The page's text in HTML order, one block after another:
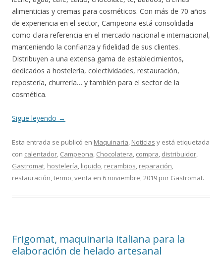
alimenticias y cremas para cosméticos. Con más de 70 años
de experiencia en el sector, Campeona está consolidada
como clara referencia en el mercado nacional e internacional,
manteniendo la confianza y fidelidad de sus clientes.
Distribuyen a una extensa gama de establecimientos,
dedicados a hostelería, colectividades, restauración,
repostería, churrería… y también para el sector de la
cosmética.
Sigue leyendo →
Esta entrada se publicó en Maquinaria Noticias y está etiquetada
con calentador Campeona Chocolatera compra distribuidor
Gastromat hostelería liquido recambios reparación
restauración termo venta en 6 noviembre, 2019 por Gastromat.
Frigomat, maquinaria italiana para la
elaboración de helado artesanal